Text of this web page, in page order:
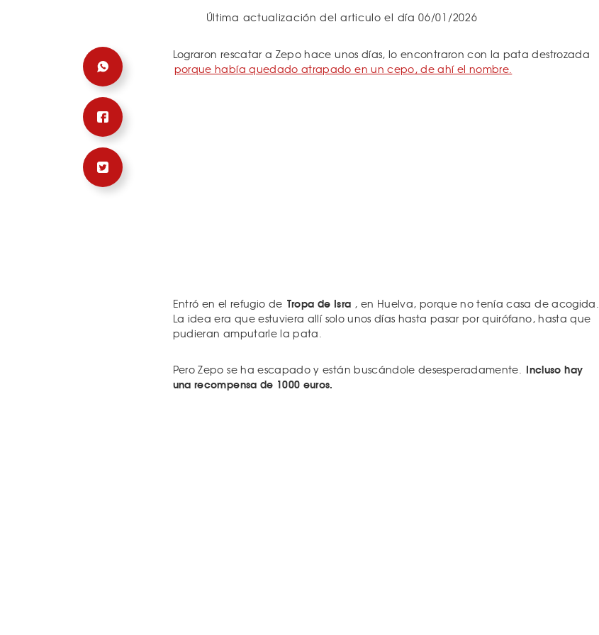
Última actualización del articulo el día 06/01/2026
Lograron rescatar a Zepo hace unos días, lo encontraron con la pata destrozada
porque había quedado atrapado en un cepo, de ahí el nombre.
Entró en el refugio de Tropa de Isra , en Huelva, porque no tenía casa de acogida.
La idea era que estuviera allí solo unos días hasta pasar por quirófano, hasta que
pudieran amputarle la pata.
Pero Zepo se ha escapado y están buscándole desesperadamente. Incluso hay
una recompensa de 1000 euros.